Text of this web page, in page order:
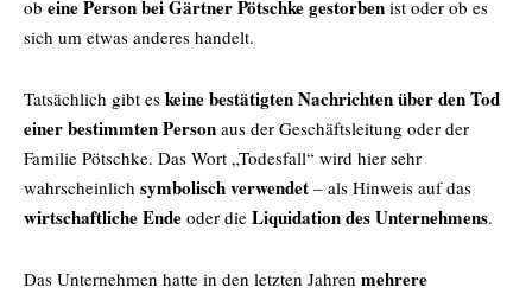
ob eine Person bei Gärtner Pötschke gestorben ist oder ob es
sich um etwas anderes handelt.
Tatsächlich gibt es keine bestätigten Nachrichten über den Tod
einer bestimmten Person aus der Geschäftsleitung oder der
Familie Pötschke. Das Wort „Todesfall“ wird hier sehr
wahrscheinlich symbolisch verwendet – als Hinweis auf das
wirtschaftliche Ende oder die Liquidation des Unternehmens.
Das Unternehmen hatte in den letzten Jahren mehrere